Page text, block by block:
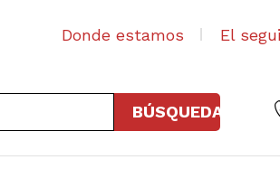
Donde estamos El
BÚSQUEDA